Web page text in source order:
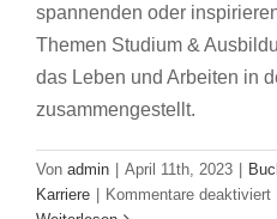
spannenden oder
Themen Studium &
das Leben und Arbeiten in
zusammengestellt.
Von admin | April 11th, 2023 |
Karriere | Kommentare deaktiviert